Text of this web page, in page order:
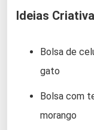
Ideias
Bolsa de
gato
Bolsa com
morango